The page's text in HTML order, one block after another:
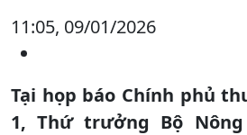
11:05, 09/01/2026
Tại họp báo Chính phủ
1, Thứ trưởng Bộ